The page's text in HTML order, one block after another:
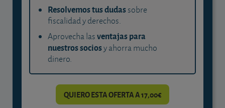
Resolvemos tus dudassobre
fiscalidad y derechos.
Aprovecha lasventajas para
nuestros sociosy ahorra mucho
dinero.
QUIERO ESTA OFERTA A 17,00€